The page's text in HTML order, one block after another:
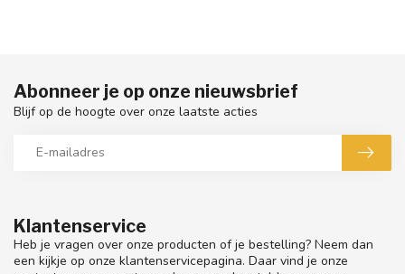
Klantenservice
Heb je vragen over onze producten of je bestelling? Neem dan
een kijkje op onze klantenservicepagina. Daar vind je onze
Abonneer je op onze nieuwsbrief
Blijf op de hoogte over onze laatste acties